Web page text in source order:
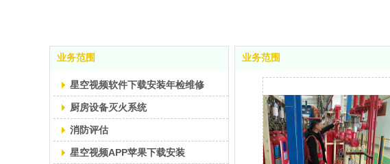
业务范围
星空视频软件下载安装年检维修
厨房设备灭火系统
消防评估
星空视频APP苹果下载安装
业务范围